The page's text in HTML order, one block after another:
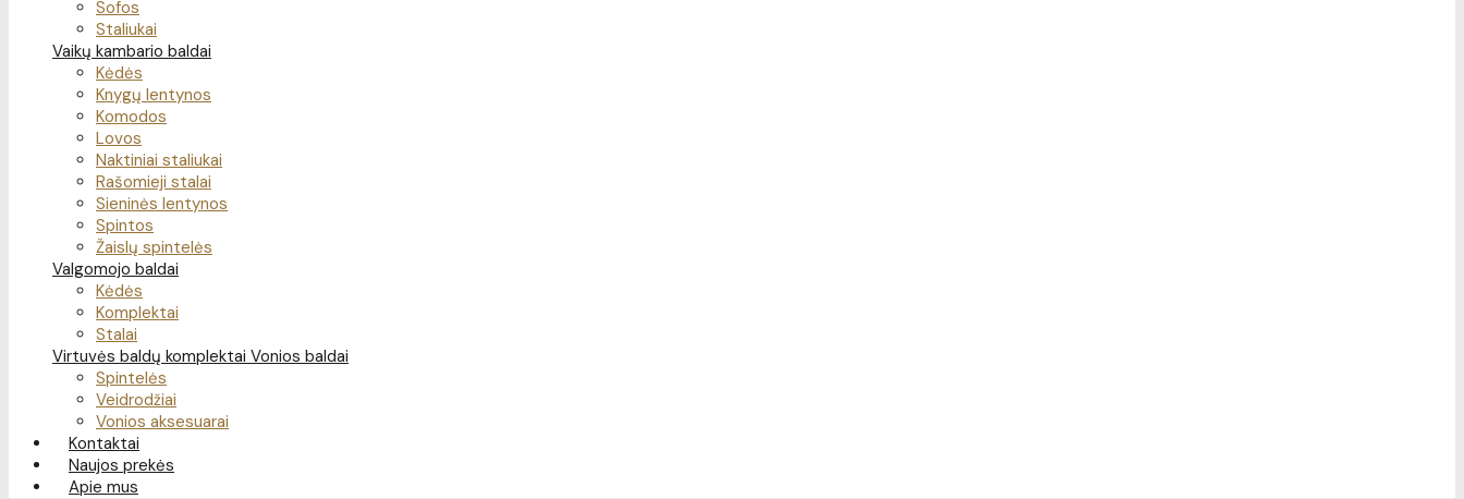
Sofos
Staliukai
Vaikų kambario baldai
Kėdės
Knygų lentynos
Komodos
Lovos
Naktiniai staliukai
Rašomieji stalai
Sieninės lentynos
Spintos
Žaislų spintelės
Valgomojo baldai
Kėdės
Komplektai
Stalai
Virtuvės baldų komplektai Vonios baldai
Spintelės
Veidrodžiai
Vonios aksesuarai
Kontaktai
Naujos prekės
Apie mus